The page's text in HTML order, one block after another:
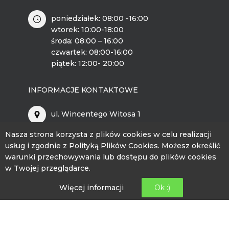
poniedziałek: 08:00 -16:00
wtorek: 10:00-18:00
środa: 08:00 – 16:00
czwartek: 08:00-16:00
piątek: 12:00- 20:00
INFORMACJE KONTAKTOWE
ul. Wincentego Witosa 1
bckip@lubiewo.pl
kontakt.bckip@lubiewo.pl
512 864 195
Nasza strona korzysta z plików cookies w celu realizacji
usług i zgodnie z Polityką Plików Cookies. Możesz określić
warunki przechowywania lub dostępu do plików cookies
w Twojej przeglądarce.
Więcej informacji Ok :)